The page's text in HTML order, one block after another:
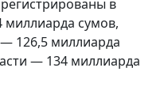
в
сумов,
126,5 миллиарда
— 134 миллиарда